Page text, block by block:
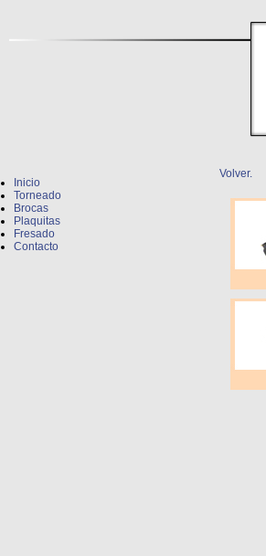
Inicio
Torneado
Brocas
Plaquitas
Fresado
Contacto
Volver.